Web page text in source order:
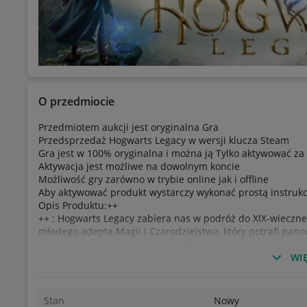
O przedmiocie
Przedmiotem aukcji jest oryginalna Gra
Przedsprzedaż Hogwarts Legacy w wersji klucza Steam
Gra jest w 100% oryginalna i można ją Tylko aktywować
Aktywacja jest możliwe na dowolnym koncie
Możliwość gry zarówno w trybie online jak i offline
Aby aktywować produkt wystarczy wykonać prostą
Opis Produktu:++
++ : Hogwarts Legacy zabiera nas w podróż do XIX-
młodego adepta Magii i Czarodziejstwa, który potrafi
umiejętności sprawiają, że trafiamy w sam środek
tu szukać większości znanych z nich postaci; niemniej,
Stan
Nowy